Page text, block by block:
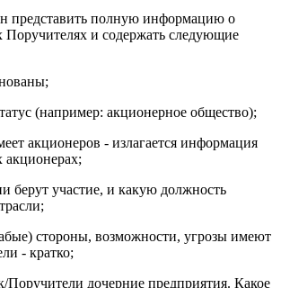
представить полную информацию о
и содержать следующие
(например: акционерное общество);
акционеров - излагается информация
акционерах;
берут участие, и какую должность
стороны, возможности, угрозы имеют
- кратко;
дочерние предприятия. Какое